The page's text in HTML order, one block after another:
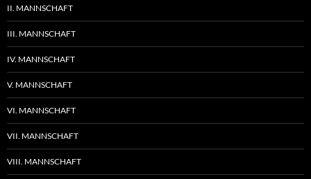
II. MANNSCHAFT
III. MANNSCHAFT
IV. MANNSCHAFT
V. MANNSCHAFT
VI. MANNSCHAFT
VII. MANNSCHAFT
VIII. MANNSCHAFT